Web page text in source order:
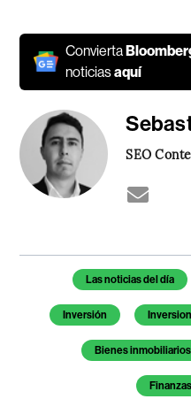
Convierta
noticiasaquí
SEO
Temas de este artículo
Las noticias del día
Inversión
Bienes inmobiliarios